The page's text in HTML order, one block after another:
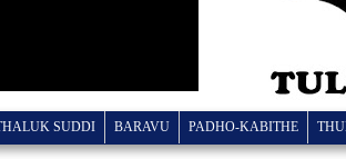
SUDDI BARAVU PADHO-KABITHE